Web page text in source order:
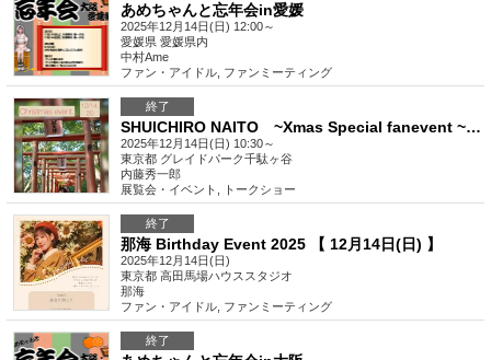
あめちゃんと忘年会in愛媛
2025年12月14日(日) 12:00～
愛媛県 愛媛県内
中村Ame
ファン・アイドル ファンミーティング
終了
SHUICHIRO NAITO ~Xmas Special fanevent ~ in TOKYO 2025
2025年12月14日(日) 10:30～
東京都 グレイドパーク千駄ヶ谷
内藤秀一郎
展覧会・イベント
トークショー
終了
那海 Birthday Event 2025 【 12月14日(日) 】
2025年12月14日(日)
東京都 高田馬場ハウススタジオ
那海
ファン・アイドル ファンミーティング
終了